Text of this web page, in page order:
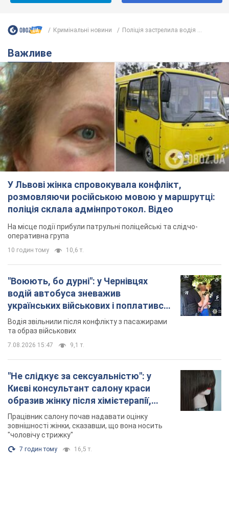
Кримінальні новини Поліція застрелила водія ...
Важливе
У Львові жінка спровокувала конфлікт,
розмовляючи російською мовою у маршрутці:
поліція склала адмінпротокол. Відео
На місце події прибули патрульні поліцейські та слідчо-
оперативна група
10 годин тому 10,6 т.
"Воюють, бо дурні": у Чернівцях
водій автобуса зневажив
українських військових і поплатився.
Відео
Водія звільнили після конфлікту з пасажирами
та образ військових
7.08.2026 15:47 9,1 т.
"Не слідкує за сексуальністю": у
Києві консультант салону краси
образив жінку після хімієтерапії,
розгорівся скандал. Фото
Працівник салону почав надавати оцінку
зовнішності жінки, сказавши, що вона носить
"чоловічу стрижку"
7 годин тому 16,5 т.